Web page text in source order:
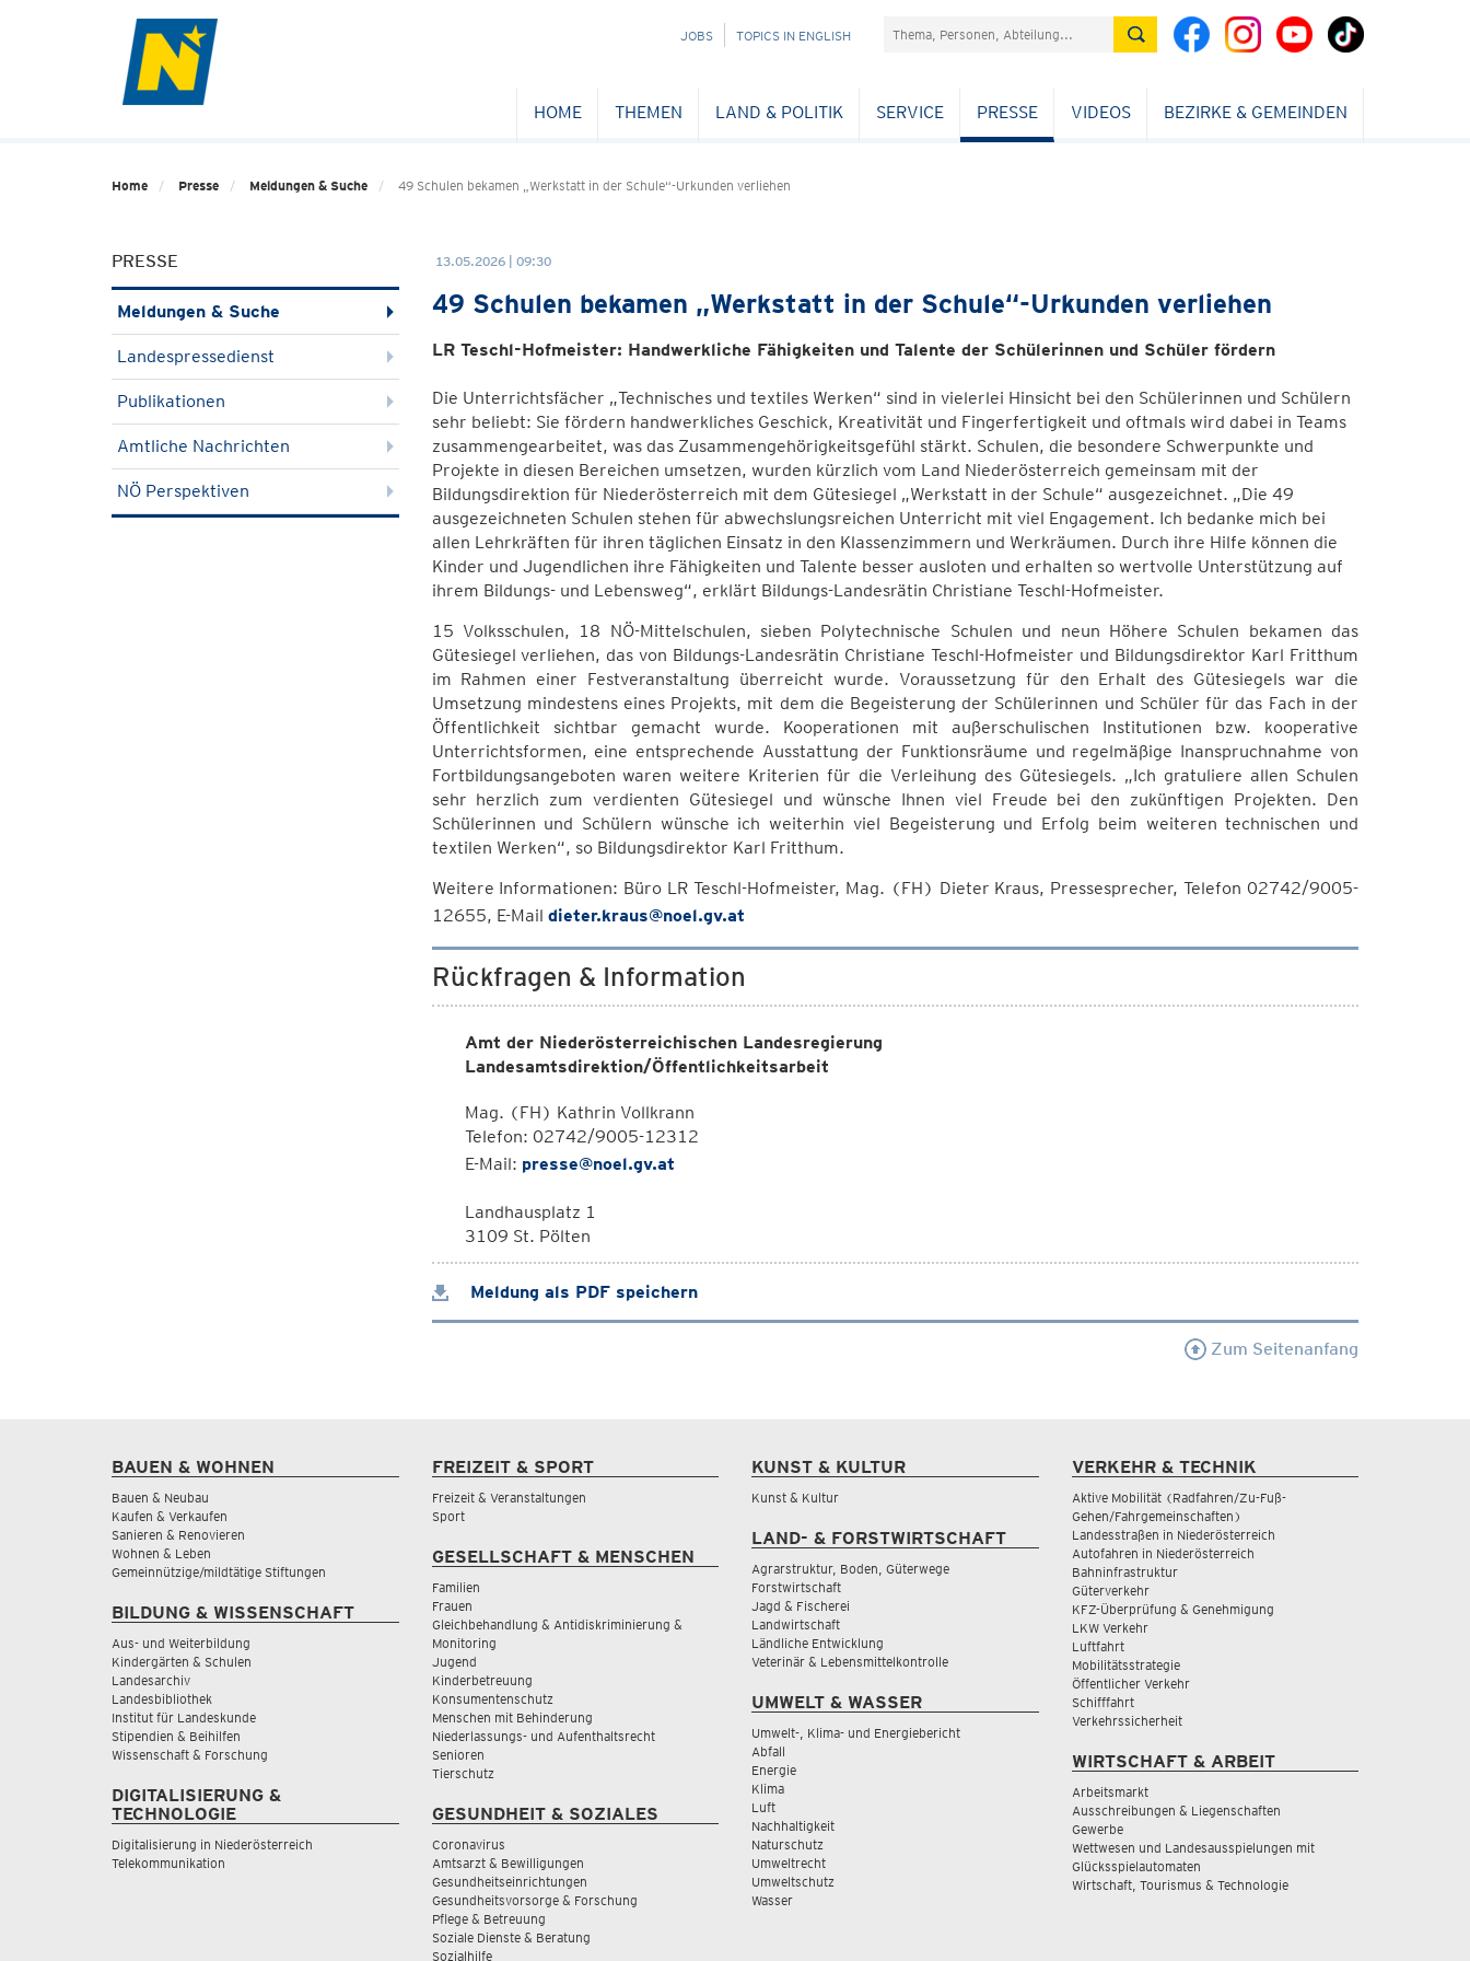
NAVIGATION
JOBS TOPICS IN ENGLISH Suchefeld
HOME THEMEN LAND & POLITIK SERVICE PRESSE VIDEOS BEZIRKE & GEMEINDEN
Home Presse Meldungen & Suche 49 Schulen bekamen „Werkstatt in der Schule“-Urkunden verliehen
PRESSE
Meldungen & Suche
Landespressedienst
Publikationen
Amtliche Nachrichten
NÖ Perspektiven
13.05.2026 | 09:30
49 Schulen bekamen „Werkstatt in der Schule“-Urkunden verliehen
LR Teschl-Hofmeister: Handwerkliche Fähigkeiten und Talente der Schülerinnen und Schüler fördern
Die Unterrichtsfächer „Technisches und textiles Werken“ sind in vielerlei Hinsicht bei den Schülerinnen und Schülern
sehr beliebt: Sie fördern handwerkliches Geschick, Kreativität und Fingerfertigkeit und oftmals wird dabei in Teams
zusammengearbeitet, was das Zusammengehörigkeitsgefühl stärkt. Schulen, die besondere Schwerpunkte und
Projekte in diesen Bereichen umsetzen, wurden kürzlich vom Land Niederösterreich gemeinsam mit der
Bildungsdirektion für Niederösterreich mit dem Gütesiegel „Werkstatt in der Schule“ ausgezeichnet. „Die 49
ausgezeichneten Schulen stehen für abwechslungsreichen Unterricht mit viel Engagement. Ich bedanke mich bei
allen Lehrkräften für ihren täglichen Einsatz in den Klassenzimmern und Werkräumen. Durch ihre Hilfe können die
Kinder und Jugendlichen ihre Fähigkeiten und Talente besser ausloten und erhalten so wertvolle Unterstützung auf
ihrem Bildungs- und Lebensweg“, erklärt Bildungs-Landesrätin Christiane Teschl-Hofmeister.
15 Volksschulen, 18 NÖ-Mittelschulen, sieben Polytechnische Schulen und neun Höhere Schulen bekamen das
Gütesiegel verliehen, das von Bildungs-Landesrätin Christiane Teschl-Hofmeister und Bildungsdirektor Karl Fritthum
im Rahmen einer Festveranstaltung überreicht wurde. Voraussetzung für den Erhalt des Gütesiegels war die
Umsetzung mindestens eines Projekts, mit dem die Begeisterung der Schülerinnen und Schüler für das Fach in der
Öffentlichkeit sichtbar gemacht wurde. Kooperationen mit außerschulischen Institutionen bzw. kooperative
Unterrichtsformen, eine entsprechende Ausstattung der Funktionsräume und regelmäßige Inanspruchnahme von
Fortbildungsangeboten waren weitere Kriterien für die Verleihung des Gütesiegels. „Ich gratuliere allen Schulen
sehr herzlich zum verdienten Gütesiegel und wünsche Ihnen viel Freude bei den zukünftigen Projekten. Den
Schülerinnen und Schülern wünsche ich weiterhin viel Begeisterung und Erfolg beim weiteren technischen und
textilen Werken“, so Bildungsdirektor Karl Fritthum.
Weitere Informationen: Büro LR Teschl-Hofmeister, Mag. (FH) Dieter Kraus, Pressesprecher, Telefon 02742/9005-
12655, E-Mail dieter.kraus@noel.gv.at
Rückfragen & Information
Amt der Niederösterreichischen Landesregierung
Landesamtsdirektion/Öffentlichkeitsarbeit
Mag. (FH) Kathrin Vollkrann
Telefon: 02742/9005-12312
E-Mail: presse@noel.gv.at
Landhausplatz 1
3109 St. Pölten
Meldung als PDF speichern
Zum Seitenanfang
BAUEN & WOHNEN
Bauen & Neubau
Kaufen & Verkaufen
Sanieren & Renovieren
Wohnen & Leben
Gemeinnützige/mildtätige Stiftungen
BILDUNG & WISSENSCHAFT
Aus- und Weiterbildung
Kindergärten & Schulen
Landesarchiv
Landesbibliothek
Institut für Landeskunde
Stipendien & Beihilfen
Wissenschaft & Forschung
DIGITALISIERUNG &
TECHNOLOGIE
Digitalisierung in Niederösterreich
Telekommunikation
FREIZEIT & SPORT
Freizeit & Veranstaltungen
Sport
GESELLSCHAFT & MENSCHEN
Familien
Frauen
Gleichbehandlung & Antidiskriminierung &
Monitoring
Jugend
Kinderbetreuung
Konsumentenschutz
Menschen mit Behinderung
Niederlassungs- und Aufenthaltsrecht
Senioren
Tierschutz
GESUNDHEIT & SOZIALES
Coronavirus
Amtsarzt & Bewilligungen
Gesundheitseinrichtungen
Gesundheitsvorsorge & Forschung
Pflege & Betreuung
Soziale Dienste & Beratung
Sozialhilfe
KUNST & KULTUR
Kunst & Kultur
LAND- & FORSTWIRTSCHAFT
Agrarstruktur, Boden, Güterwege
Forstwirtschaft
Jagd & Fischerei
Landwirtschaft
Ländliche Entwicklung
Veterinär & Lebensmittelkontrolle
UMWELT & WASSER
Umwelt-, Klima- und Energiebericht
Abfall
Energie
Klima
Luft
Nachhaltigkeit
Naturschutz
Umweltrecht
Umweltschutz
Wasser
VERKEHR & TECHNIK
Aktive Mobilität (Radfahren/Zu-Fuß-
Gehen/Fahrgemeinschaften)
Landesstraßen in Niederösterreich
Autofahren in Niederösterreich
Bahninfrastruktur
Güterverkehr
KFZ-Überprüfung & Genehmigung
LKW Verkehr
Luftfahrt
Mobilitätsstrategie
Öffentlicher Verkehr
Schifffahrt
Verkehrssicherheit
WIRTSCHAFT & ARBEIT
Arbeitsmarkt
Ausschreibungen & Liegenschaften
Gewerbe
Wettwesen und Landesausspielungen mit
Glücksspielautomaten
Wirtschaft, Tourismus & Technologie